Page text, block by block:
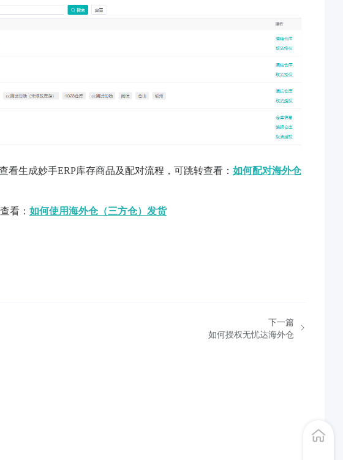
生成妙手ERP库存商品及配对流程，可跳转查看： 如何配对海外仓
看： 如何使用海外仓（三方仓）发货
下一篇
如何授权无忧达海外仓